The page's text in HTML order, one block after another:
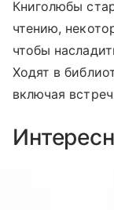
Книголюбы
чтению,
чтобы
Ходят в
включая